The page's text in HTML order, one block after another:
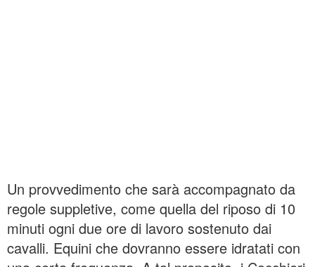
Un provvedimento che sarà accompagnato da
regole suppletive, come quella del riposo di 10
minuti ogni due ore di lavoro sostenuto dai
cavalli. Equini che dovranno essere idratati con